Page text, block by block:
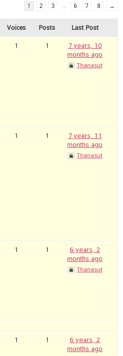
1
2 3 6 7 8 →
Voices Posts Last Post
1 1
7 years, 10
months ago
Thanasut
1 1
7 years, 11
months ago
Thanasut
1 1
6 years, 2
months ago
Thanasut
1 1
6 years, 2
months ago